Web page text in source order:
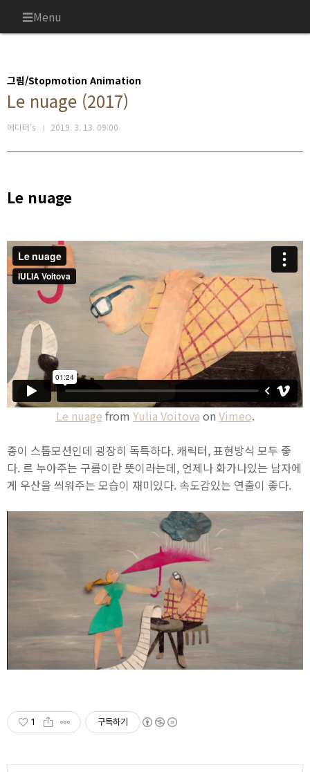
Menu
그림/Stopmotion Animation
Le nuage (2017)
에디터's 2019. 3. 13. 09:00
Le nuage
Le nuage from Yulia Voitova on Vimeo.
종이 스톱모션인데 굉장히 독특하다. 캐릭터, 표현방식 모두 좋
다. 르 누아주는 구름이란 뜻이라는데, 언제나 화가나있는 남자에
게 우산을 씌워주는 모습이 재미있다. 속도감있는 연출이 좋다.
1 구독하기